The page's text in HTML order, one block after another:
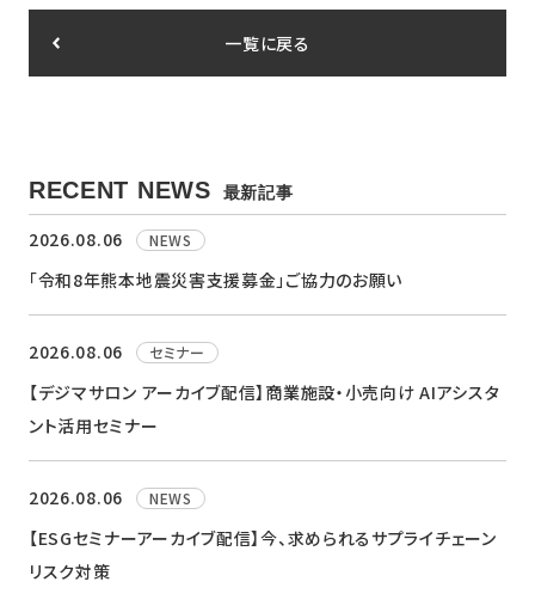
一覧に戻る
RECENT NEWS 最新記事
2026.08.06 NEWS
「令和8年熊本地震災害支援募金」ご協力のお願い
2026.08.06 セミナー
【デジマサロン アーカイブ配信】商業施設・小売向け AIアシスタ
ント活用セミナー
2026.08.06 NEWS
【ESGセミナーアーカイブ配信】今、求められるサプライチェーン
リスク対策